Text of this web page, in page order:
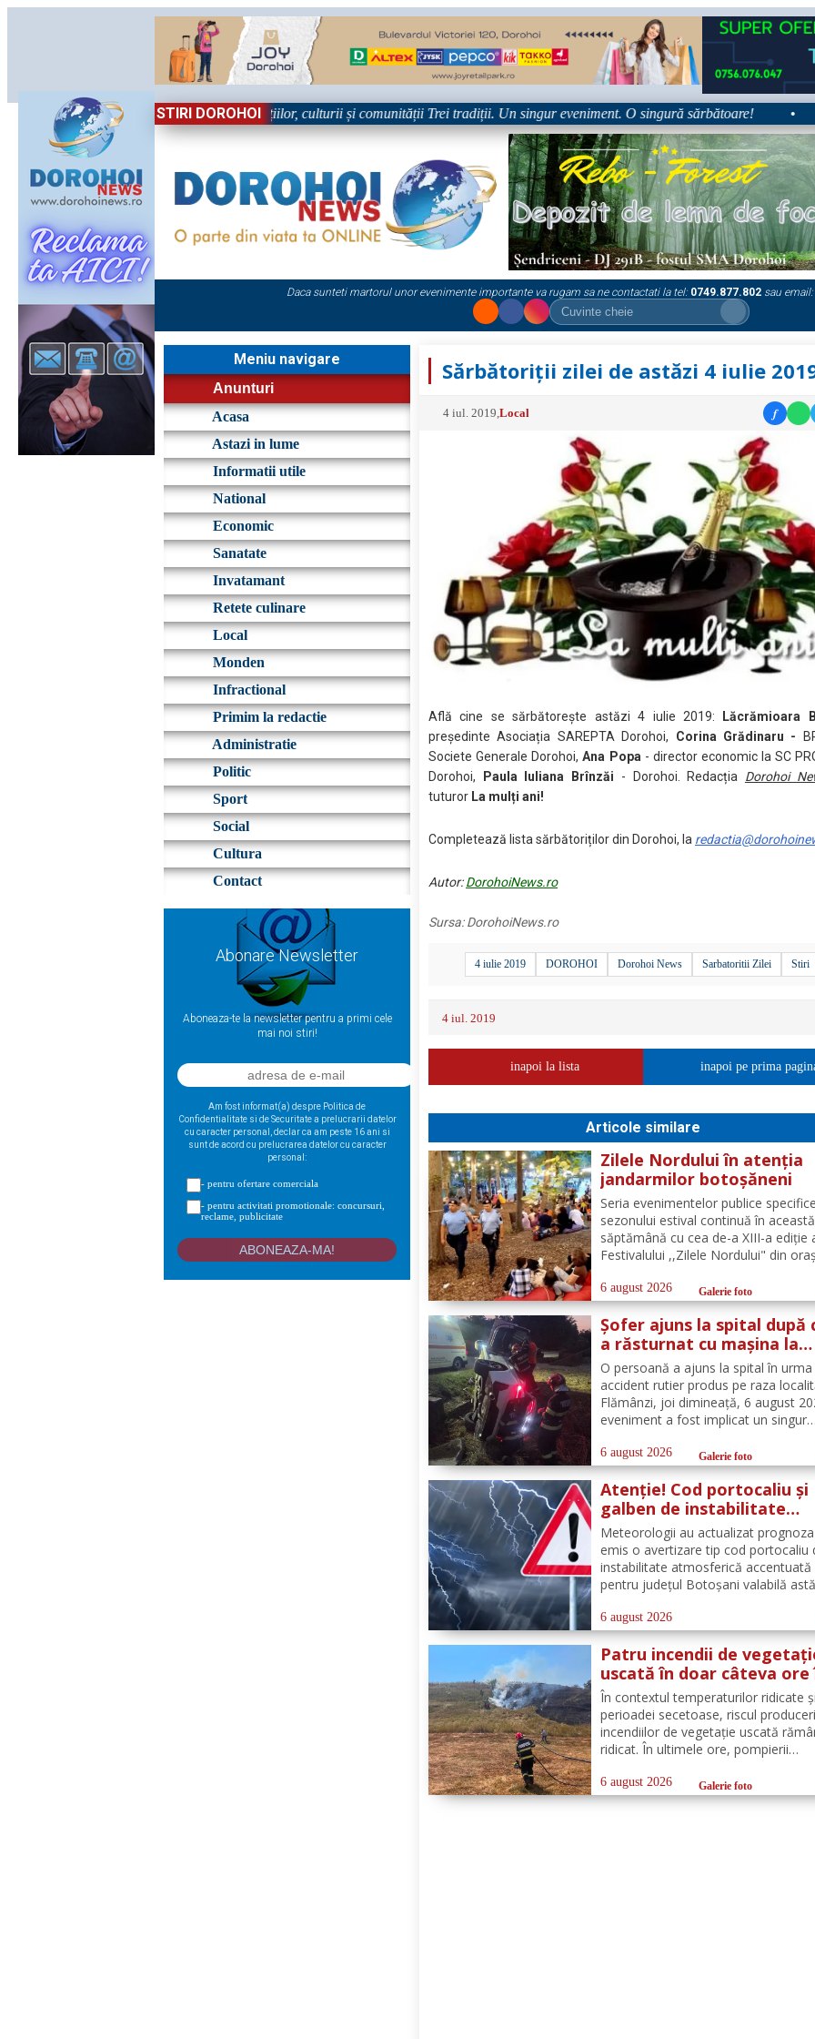
STIRI DOROHOI
Sărbătoare!” – trei zile dedicate tradițiilor, culturii și comunității Trei tradiții. Un singur eveniment. O singură sărbătoare!
Daca sunteti martorul unor evenimente importante va rugam sa ne contactati la tel: 0749.877.802 sau email:
Meniu navigare
Anunturi
Acasa
Astazi in lume
Informatii utile
National
Economic
Sanatate
Invatamant
Retete culinare
Local
Monden
Infractional
Primim la redactie
Administratie
Politic
Sport
Social
Cultura
Contact
Abonare Newsletter
Aboneaza-te la newsletter pentru a primi cele
mai noi stiri!
Am fost informat(a) despre Politica de
Confidentialitate si de Securitate a prelucrarii datelor
cu caracter personal, declar ca am peste 16 ani si
sunt de acord cu prelucrarea datelor cu caracter
personal:
- pentru ofertare comerciala
- pentru activitati promotionale: concursuri,
reclame, publicitate
Sărbătoriții zilei de astăzi 4 iulie
4 iul. 2019 ,Local f
Află cine se sărbătoreşte astăzi 4 iulie 2019: Lăcrămioara
președinte Asociația SAREPTA Dorohoi, Corina Grădinaru -
Societe Generale Dorohoi, Ana Popa - director economic la SC
Dorohoi,
Paula Iuliana Brînzăi - Dorohoi. Redacția Dorohoi
tuturor La mulți ani!
Completează lista sărbătoriților din Dorohoi, la
Autor:DorohoiNews.ro
Sursa:DorohoiNews.ro
4 iulie 2019 DOROHOI Dorohoi News Sarbatoritii Zilei Stiri
4 iul. 2019
inapoi la lista inapoi pe prima
Articole similare
Zilele Nordului în atenția
jandarmilor botoșăneni
Seria evenimentelor publice specifice
sezonului estival continuă în această
săptămână cu cea de-a XIII-a ediție
Festivalului ,,Zilele Nordului" din
numeroasă la care Inspectoratul de
Jandarmi Județean Botoșani, în
cu partenerii instituționali,...
6 august 2026 Galerie foto
Șofer ajuns la spital după
a răsturnat cu mașina la
Flămânzi
O persoană a ajuns la spital în urma
accident rutier produs pe raza
Flămânzi, joi dimineață, 6 august
eveniment a fost implicat un singur
scurt timp, pompierii din cadrul
de Lucru Flămânzi, cu o
stingere și...
6 august 2026 Galerie foto
Atenție! Cod portocaliu și
galben de instabilitate
atmosferică pentru
Botoșani
Meteorologii au actualizat
emis o avertizare tip cod portocaliu
instabilitate atmosferică accentuată
pentru județul Botoșani valabilă
menționat vor fi perioade cu
atmosferică accentuată ce se va
manifesta prin...
6 august 2026
Patru incendii de
uscată în doar câteva ore
județul Botoșani. La
a ars un hectar de
În contextul temperaturilor ridicate
perioadei secetoase, riscul
incendiilor de vegetație uscată
ridicat. În ultimele ore, pompierii
localizarea și lichidarea a patru
vegetație uscată, produse în
6 august 2026 Galerie foto